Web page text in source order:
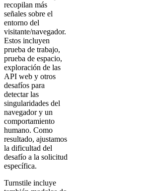
recopilan más
señales sobre el
entorno del
visitante/navegador.
Estos incluyen
prueba de trabajo,
prueba de espacio,
exploración de las
API web y otros
desafíos para
detectar las
singularidades del
navegador y un
comportamiento
humano. Como
resultado, ajustamos
la dificultad del
desafío a la solicitud
específica.
Turnstile incluye